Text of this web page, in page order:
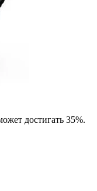
достигать 35%.